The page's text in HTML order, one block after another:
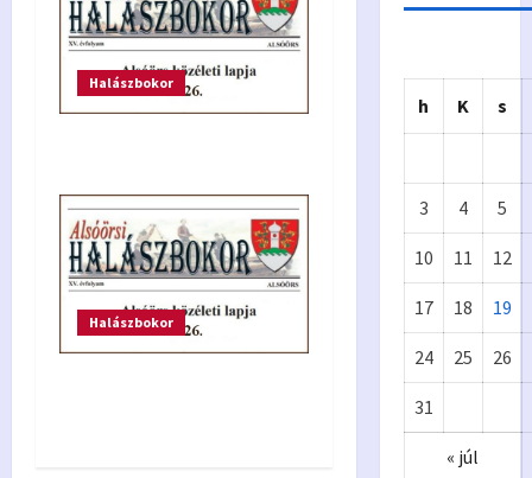
Halászbokor
Halászbokor
h K s
3 4 5
10 11 12
17 18 19
24 25 26
31
« júl
Önkormányzat